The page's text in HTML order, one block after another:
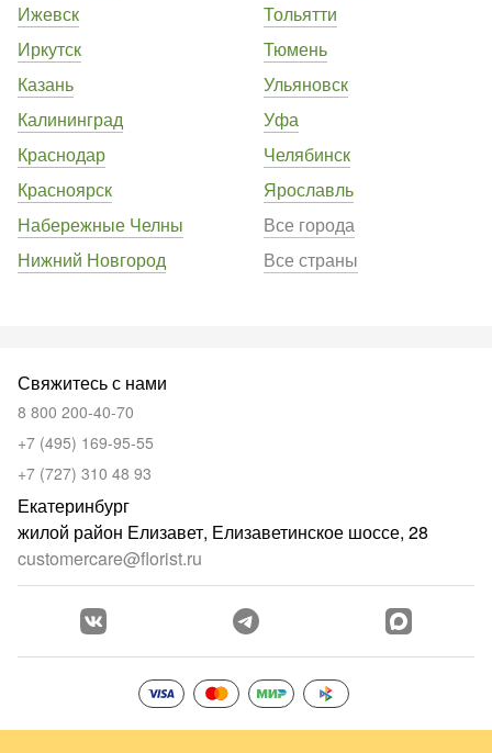
Ижевск
Иркутск
Казань
Калининград
Краснодар
Красноярск
Набережные Челны
Нижний Новгород
Тольятти
Тюмень
Ульяновск
Уфа
Челябинск
Ярославль
Все города
Все страны
Свяжитесь с нами
8 800 200-40-70
+7 (495) 169-95-55
+7 (727) 310 48 93
Екатеринбург
жилой район Елизавет, Елизаветинское шоссе, 28
customercare@florist.ru